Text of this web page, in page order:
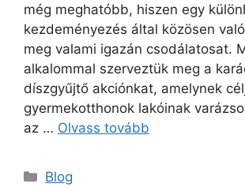
még meghatóbb, hiszen egy
kezdeményezés által közösen
meg valami igazán csodálatosat.
alkalommal szerveztük meg a
díszgyűjtő akciónkat, amelynek
gyermekotthonok lakóinak
az … Olvass tovább
Blog